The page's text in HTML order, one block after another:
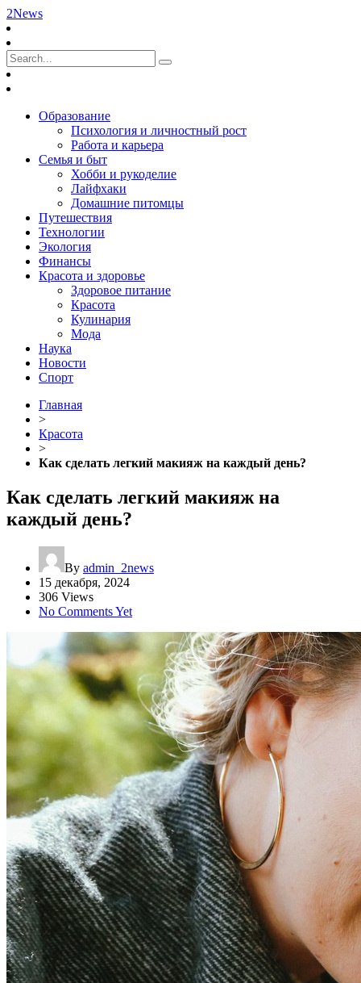
2News
Образование
Психология и личностный рост
Работа и карьера
Семья и быт
Хобби и рукоделие
Лайфхаки
Домашние питомцы
Путешествия
Технологии
Экология
Финансы
Красота и здоровье
Здоровое питание
Красота
Кулинария
Мода
Наука
Новости
Спорт
Главная
>
Красота
>
Как сделать легкий макияж на каждый день?
Как сделать легкий макияж на
каждый день?
By admin_2news
15 декабря, 2024
306 Views
No Comments Yet